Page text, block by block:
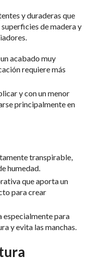
y duraderas que
superficies de madera y
acabado muy
requiere más
y con un menor
principalmente en
transpirable,
humedad.
que aporta un
para crear
especialmente para
y evita las manchas.